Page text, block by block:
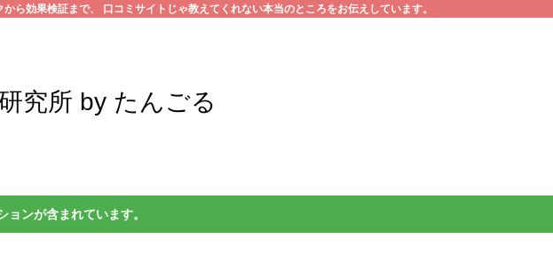
効果検証まで、 口コミサイトじゃ教えてくれない本当のところをお伝えしています。
究所 by たんごる
ンが含まれています。